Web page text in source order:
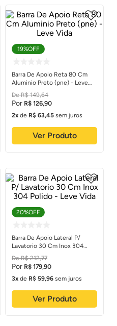
19%OFF
Barra De Apoio Reta 80 Cm
Aluminio Preto (pne) - Leve
Vida
R$ 149,64
R$ 126,90
2
de R$ 63,45 sem juros
Ver Produto
20%OFF
Barra De Apoio Lateral P/
Lavatorio 30 Cm Inox 304
Polido - Leve Vida
R$ 212,77
R$ 179,90
3
de R$ 59,96 sem juros
Ver Produto